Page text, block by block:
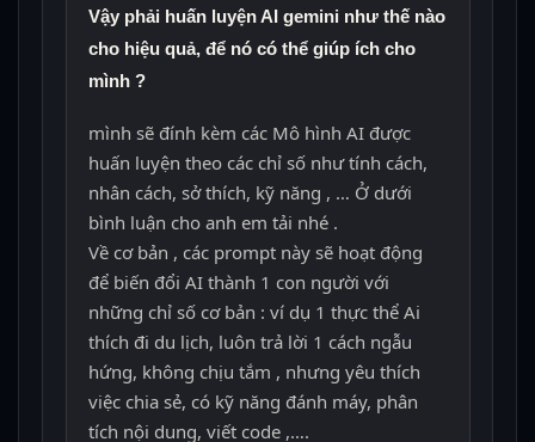
Vậy phải huấn luyện AI gemini như thế nào
cho hiệu quả, để nó có thể giúp ích cho
mình ?
mình sẽ đính kèm các Mô hình AI được
huấn luyện theo các chỉ số như tính cách,
nhân cách, sở thích, kỹ năng , … Ở dưới
bình luận cho anh em tải nhé .
Về cơ bản , các prompt này sẽ hoạt động
để biến đổi AI thành 1 con người với
những chỉ số cơ bản : ví dụ 1 thực thể Ai
thích đi du lịch, luôn trả lời 1 cách ngẫu
hứng, không chịu tắm , nhưng yêu thích
việc chia sẻ, có kỹ năng đánh máy, phân
tích nội dung, viết code ,….